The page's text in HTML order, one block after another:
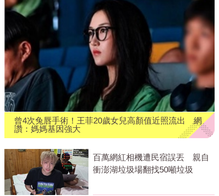
曾4次兔唇手術！王菲20歲女兒高顏值近照流出 網
讚：媽媽基因強大
百萬網紅相機遭民宿誤丟 親自
衝澎湖垃圾場翻找50噸垃圾